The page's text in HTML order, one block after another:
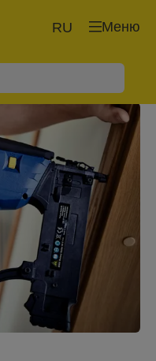
Меню
RU